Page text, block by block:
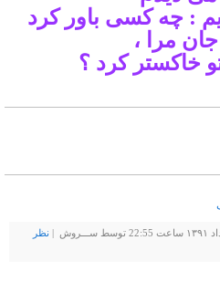
: چه کسی باور کرد
مرا ،
خاکستر کرد ؟
|
نظر